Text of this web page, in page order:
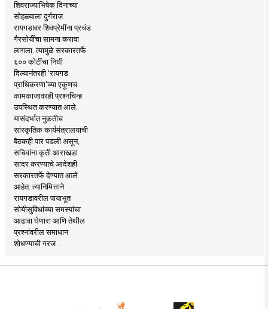
शिवराज्याभिषेक दिनाच्या
सोहळ्याला दुर्गराज
रायगडावर शिवप्रेमींना प्रचंड
गैरसोयींचा सामना करावा
लागला. त्यामुळे सरकारतर्फे
६०० कोटींचा निधी
दिल्यानंतरही ‘रायगड
प्राधिकरणा’च्या एकूणच
कामकाजावरही प्रश्नचिन्ह
उपस्थित करण्यात आले.
यासंदर्भात नुकतीच
सांस्कृतिक कार्यमंत्रालयाची
बैठकही पार पडली असून,
सचिवांना कृती आराखडा
सादर करण्याचे आदेशही
सरकारतर्फे देण्यात आले
आहेत. त्यानिमित्ताने
रायगडावरील पायाभूत
सोयीसुविधांच्या समस्यांचा
आढावा घेणारा आणि तेथील
प्रश्नांवरील समाधान
शोधण्याची गरज ..